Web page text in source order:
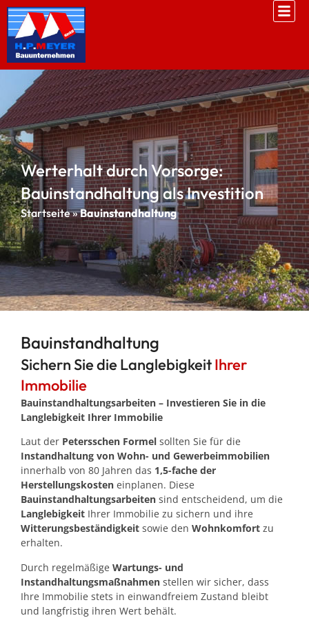
Werterhalt durch Vorsorge:
Bauinstandhaltung als Investition
Startseite»Bauinstandhaltung
Bauinstandhaltung
Sichern Sie die LanglebigkeitIhrer
Immobilie
Bauinstandhaltungsarbeiten – Investieren Sie in die
Langlebigkeit Ihrer Immobilie
Laut der Petersschen Formel sollten Sie für die
Instandhaltung von Wohn- und Gewerbeimmobilien
innerhalb von 80 Jahren das 1,5-fache der
Herstellungskosten einplanen. Diese
Bauinstandhaltungsarbeiten sind entscheidend, um die
Langlebigkeit Ihrer Immobilie zu sichern und ihre
Witterungsbeständigkeit sowie den Wohnkomfort zu
erhalten.
Durch regelmäßige Wartungs- und
Instandhaltungsmaßnahmen stellen wir sicher, dass
Ihre Immobilie stets in einwandfreiem Zustand bleibt
und langfristig ihren Wert behält.